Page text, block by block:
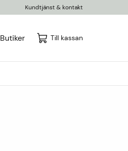
Kundtjänst & kontakt
Butiker Till kassan